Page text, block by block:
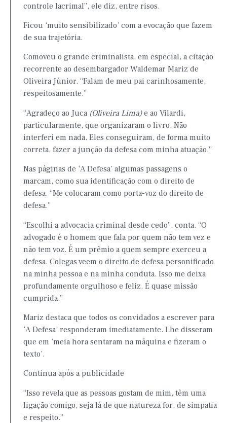
controle lacrimal”, ele diz, entre risos.
Ficou ‘muito sensibilizado’ com a evocação que fazem
de sua trajetória.
Comoveu o grande criminalista, em especial, a citação
recorrente ao desembargador Waldemar Mariz de
Oliveira Júnior. “Falam de meu pai carinhosamente,
respeitosamente.”
“Agradeço ao Juca (Oliveira Lima)e ao Vilardi,
particularmente, que organizaram o livro. Não
interferi em nada. Eles conseguiram, de forma muito
correta, fazer a junção da defesa com minha atuação.”
Nas páginas de ‘A Defesa’ algumas passagens o
marcam, como sua identificação com o direito de
defesa. “Me colocaram como porta-voz do direito de
defesa.”
“Escolhi a advocacia criminal desde cedo”, conta. “O
advogado é o homem que fala por quem não tem vez e
não tem voz. É um prêmio a quem sempre exerceu a
defesa. Colegas veem o direito de defesa personificado
na minha pessoa e na minha conduta. Isso me deixa
profundamente orgulhoso e feliz. É quase missão
cumprida.”
Mariz destaca que todos os convidados a escrever para
‘A Defesa’ responderam imediatamente. Lhe disseram
que em ‘meia hora sentaram na máquina e fizeram o
texto’.
Continua após a publicidade
“Isso revela que as pessoas gostam de mim, têm uma
ligação comigo, seja lá de que natureza for, de simpatia
e respeito.”